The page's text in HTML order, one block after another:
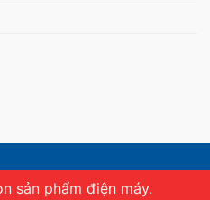
sản phẩm điện máy.